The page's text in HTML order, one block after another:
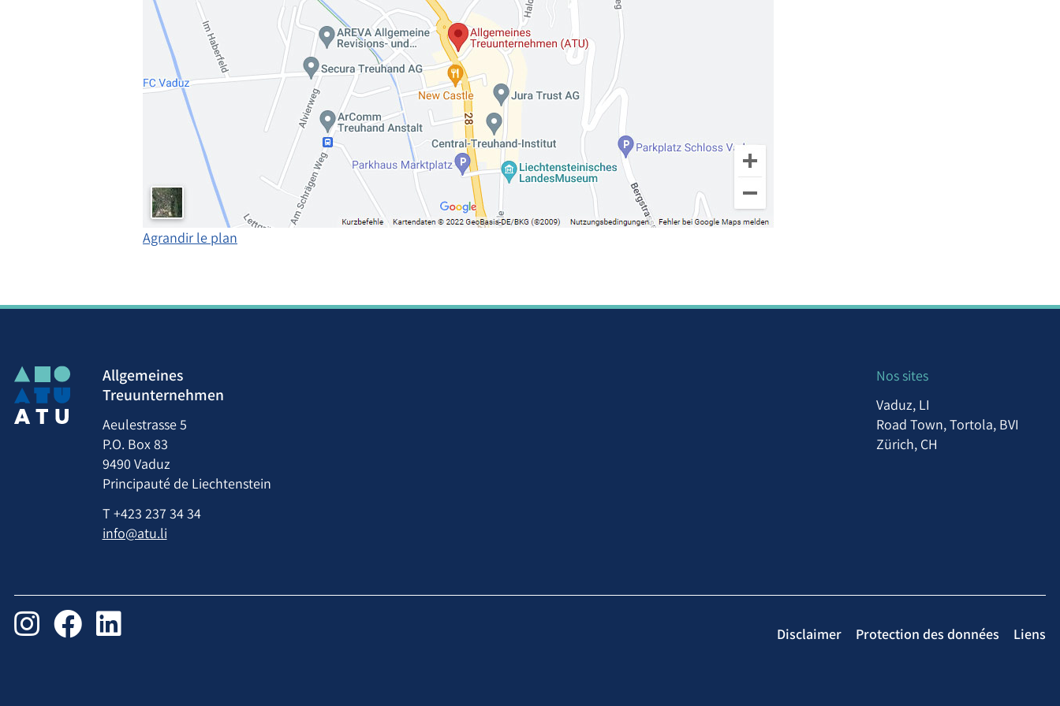
Agrandir le plan
Allgemeines
Treuunternehmen
Aeulestrasse 5
P.O. Box 83
9490 Vaduz
Principauté de Liechtenstein
T +423 237 34 34
info@atu.li
Nos sites
Vaduz, LI
Road Town, Tortola, BVI
Zürich, CH
Disclaimer Protection des données Liens